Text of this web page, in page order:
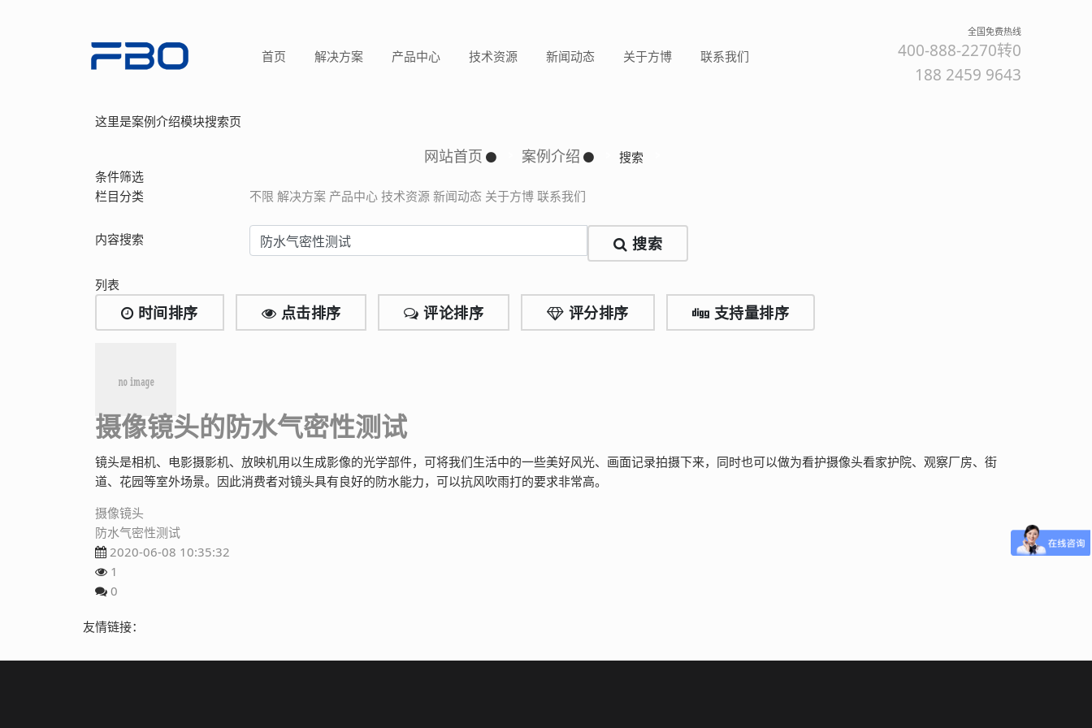
首页 解决方案 产品中心 技术资源 新闻动态 关于方博 联系我们
全国免费热线
400-888-2270转0
188 2459 9643
这里是案例介绍模块搜索页
网站首页 案例介绍
搜索
条件筛选
栏目分类
不限 解决方案 产品中心 技术资源 新闻动态 关于方博 联系我们
内容搜索 搜索
列表
时间排序 点击排序 评论排序 评分排序 支持量排序
摄像镜头的防水气密性测试
镜头是相机、电影摄影机、放映机用以生成影像的光学部件，可将我们生活中的一些美好风光、画面记录拍摄下来，同时也可以做为看护摄像头看家护院、观察厂房、街
道、花园等室外场景。因此消费者对镜头具有良好的防水能力，可以抗风吹雨打的要求非常高。
摄像镜头
防水气密性测试
2020-06-08 10:35:32
1
0
友情链接：